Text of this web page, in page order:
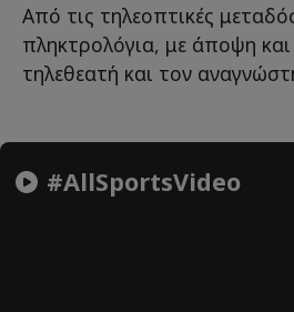
Από τις τηλεοπτικές
πληκτρολόγια, με άποψη
τηλεθεατή και τον
#AllSportsVideo